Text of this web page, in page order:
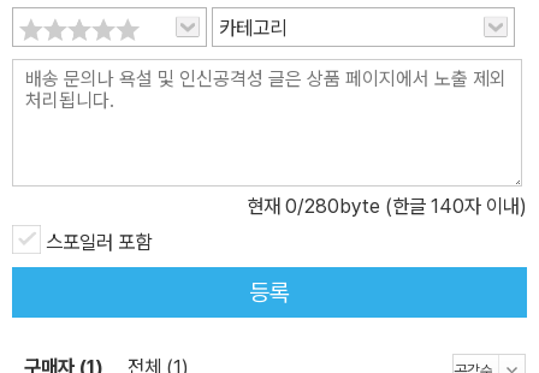
카테고리
현재 0/280byte (한글 140자 이내)
스포일러 포함
등록
구매자 (1) 전체 (1)